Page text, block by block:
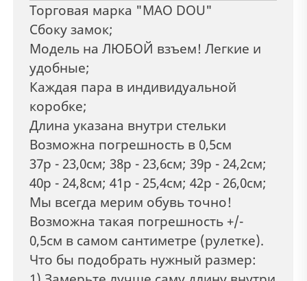
Торговая марка "MAO DOU"
Сбоку замок;
Модель на ЛЮБОЙ взъем! Легкие и
удобные;
Каждая пара в индивидуальной
коробке;
Длина указана внутри стельки
Возможна погрешность в 0,5см
37р - 23,0см; 38р - 23,6см; 39р - 24,2см;
40р - 24,8см; 41р - 25,4см; 42р - 26,0см;
Мы всегда мерим обувь точно!
Возможна такая погрешность +/-
0,5см в самом сантиметре (рулетке).
Что бы подобрать нужный размер: